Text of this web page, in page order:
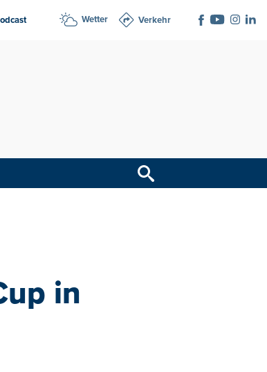
Wetter Verkehr
in